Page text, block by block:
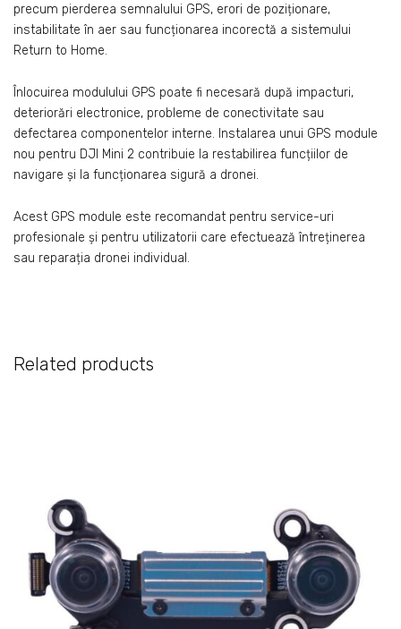
precum pierderea semnalului GPS, erori de poziționare,
instabilitate în aer sau funcționarea incorectă a sistemului
Return to Home.
Înlocuirea modulului GPS poate fi necesară după impacturi,
deteriorări electronice, probleme de conectivitate sau
defectarea componentelor interne. Instalarea unui GPS module
nou pentru DJI Mini 2 contribuie la restabilirea funcțiilor de
navigare și la funcționarea sigură a dronei.
Acest GPS module este recomandat pentru service-uri
profesionale și pentru utilizatorii care efectuează întreținerea
sau reparația dronei individual.
Related products